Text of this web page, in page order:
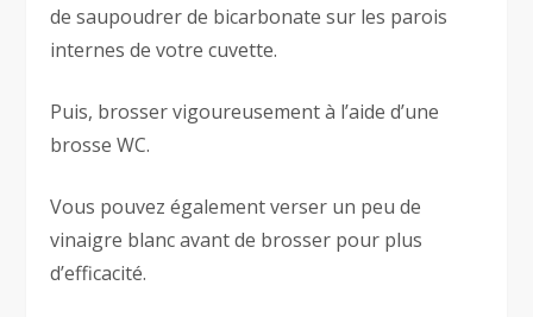
de saupoudrer de bicarbonate sur les parois
internes de votre cuvette.
Puis, brosser vigoureusement à l’aide d’une
brosse WC.
Vous pouvez également verser un peu de
vinaigre blanc avant de brosser pour plus
d’efficacité.